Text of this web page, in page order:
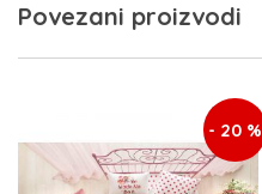
Povezani proizvodi
- 20 %